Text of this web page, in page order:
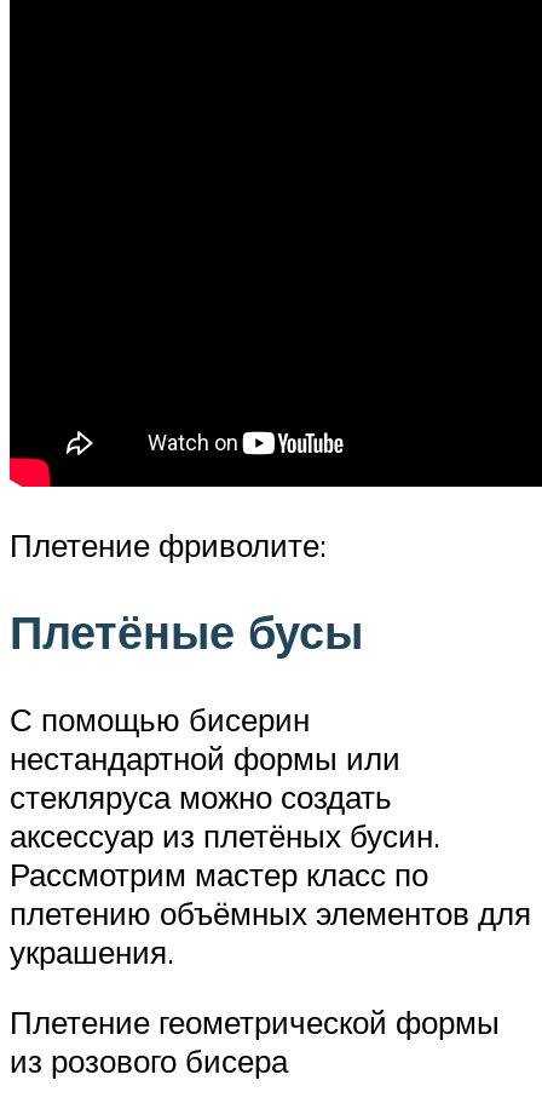
Плетение фриволите:
Плетёные бусы
С помощью бисерин
нестандартной формы или
стекляруса можно создать
аксессуар из плетёных бусин.
Рассмотрим мастер класс по
плетению объёмных элементов для
украшения.
Плетение геометрической формы
из розового бисера